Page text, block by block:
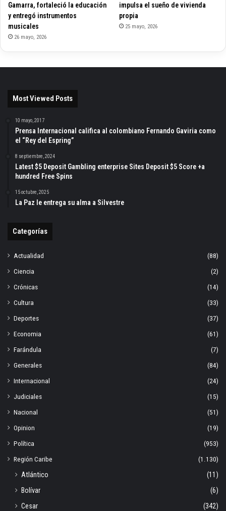
Gamarra, fortaleció la educación
y entregó instrumentos
musicales
26 mayo, 2026
impulsa el sueño de vivienda
propia
25 mayo, 2026
Most Viewed Posts
10 mayo, 2017
Prensa Internacional califica al colombiano Fernando Gaviria como
el “Rey del Espring”
8 septiembre, 2024
Latest $5 Deposit Gambling enterprise Sites Deposit $5 Score +a
hundred Free Spins
15 octubre, 2025
La Paz le entrega su alma a Silvestre
Categorías
Actualidad
(88)
Ciencia
(2)
Crónicas
(14)
Cultura
(33)
Deportes
(37)
Economia
(61)
Farándula
(7)
Generales
(84)
Internacional
(24)
Judiciales
(15)
Nacional
(51)
Opinion
(19)
Política
(953)
Región Caribe
(1.130)
Atlántico
(11)
Bolívar
(6)
Cesar
(342)